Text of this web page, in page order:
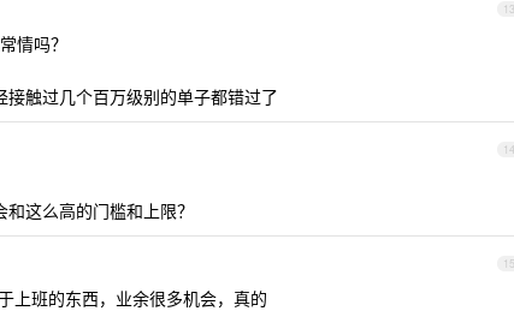
13
情吗？
触过几个百万级别的单子都错过了
14
这么高的门槛和上限？
15
上班的东西，业余很多机会，真的